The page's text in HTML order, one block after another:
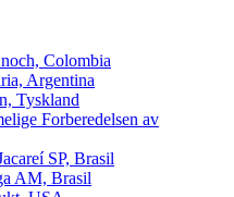
Colombia
Argentina
Tyskland
Forberedelsen av
SP, Brasil
AM, Brasil